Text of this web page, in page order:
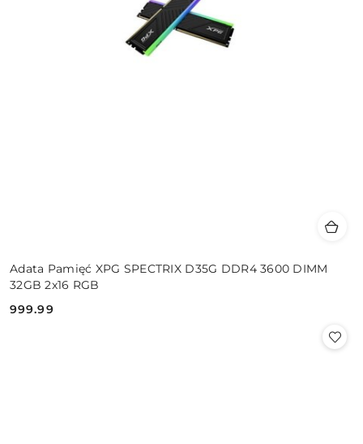
Adata Pamięć XPG SPECTRIX D35G DDR4 3600 DIMM
32GB 2x16 RGB
Cena:
999.99